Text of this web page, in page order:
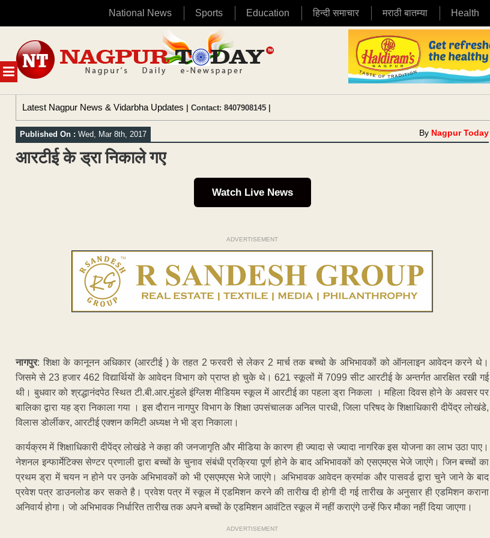
National News Sports Education हिन्दी समाचार मराठी बातम्या Health
MENU
content
Latest Nagpur News & Vidarbha Updates | Contact: 8407908145 |
Published On : Wed, Mar 8th, 2017 By Nagpur Today
आरटीई के ड्रा निकाले गए
Watch Live News
ADVERTISEMENT
नागपुर: शिक्षा के कानूनन अधिकार (आरटीई ) के तहत 2 फरवरी से लेकर 2 मार्च तक बच्चो के अभिभावकों को ऑनलाइन आवेदन करने थे।
जिसमे से 23 हजार 462 विद्यार्थियों के आवेदन विभाग को प्राप्त हो चुके थे। 621 स्कूलों में 7099 सीट आरटीई के अन्तर्गत आरक्षित रखी गई
थी। बुधवार को श्रद्धानंदपेठ स्थित टी.बी.आर.मुंडले इंग्लिश मीडियम स्कूल में आरटीई का पहला ड्रा निकला । महिला दिवस होने के अवसर पर
बालिका द्वारा यह ड्रा निकाला गया । इस दौरान नागपुर विभाग के शिक्षा उपसंचालक अनिल पारधी, जिला परिषद के शिक्षाधिकारी दीपेंद्र लोखंडे,
विलास डोर्लीकर, आरटीई एक्शन कमिटी अध्यक्ष ने भी ड्रा निकाला।
कार्यक्रम में शिक्षाधिकारी दीपेंद्र लोखंडे ने कहा की जनजागृति और मीडिया के कारण ही ज्यादा से ज्यादा नागरिक इस योजना का लाभ उठा पाए।
नेशनल इन्फार्मेटिक्स सेण्टर प्रणाली द्वारा बच्चों के चुनाव संबंधी प्रक्रिया पूर्ण होने के बाद अभिभावकों को एसएमएस भेजे जाएंगे। जिन बच्चों का
प्रथम ड्रा में चयन न होने पर उनके अभिभावकों को भी एसएमएस भेजे जाएंगे। अभिभावक आवेदन क्रमांक और पासवर्ड द्वारा चुने जाने के बाद
प्रवेश पत्र डाउनलोड कर सकते है। प्रवेश पत्र में स्कूल में एडमिशन करने की तारीख दी होगी दी गई तारीख के अनुसार ही एडमिशन कराना
अनिवार्य होगा। जो अभिभावक निर्धारित तारीख तक अपने बच्चों के एडमिशन आवंटित स्कूल में नहीं कराएंगे उन्हें फिर मौका नहीं दिया जाएगा।
ADVERTISEMENT